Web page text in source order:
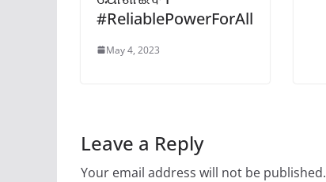
#ReliablePowerForAll
May 4, 2023
Leave a Reply
Your email address will not be published.